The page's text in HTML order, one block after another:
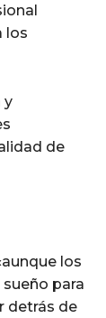
los
y
de
los
para
detrás de